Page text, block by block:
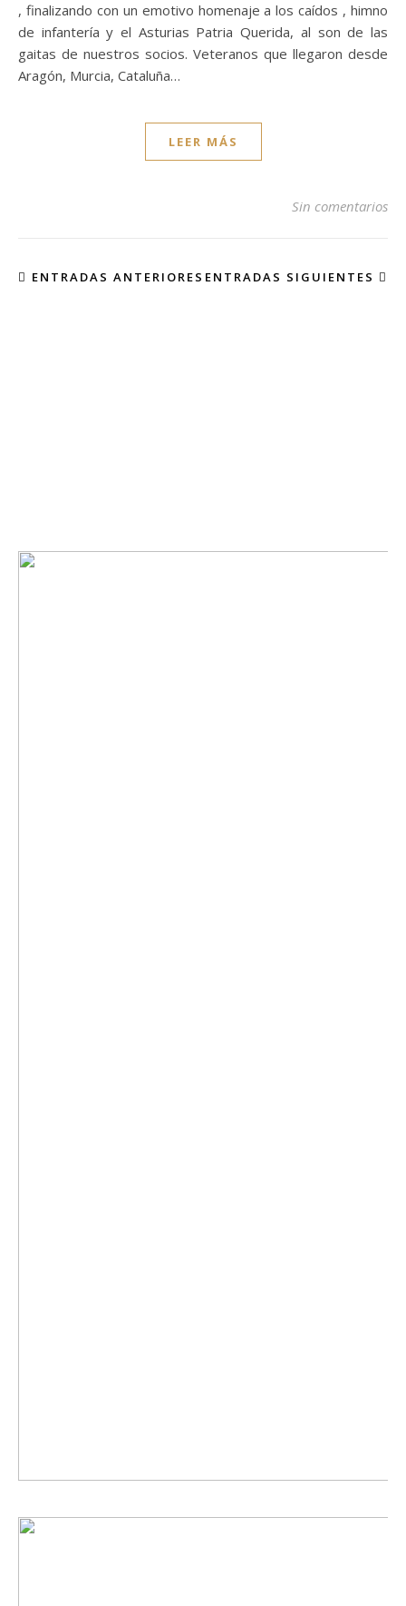
, finalizando con un emotivo homenaje a los caídos , himno
de infantería y el Asturias Patria Querida, al son de las
gaitas de nuestros socios. Veteranos que llegaron desde
Aragón, Murcia, Cataluña…
LEER MÁS
Sin comentarios
ENTRADAS ANTERIORES ENTRADAS SIGUIENTES